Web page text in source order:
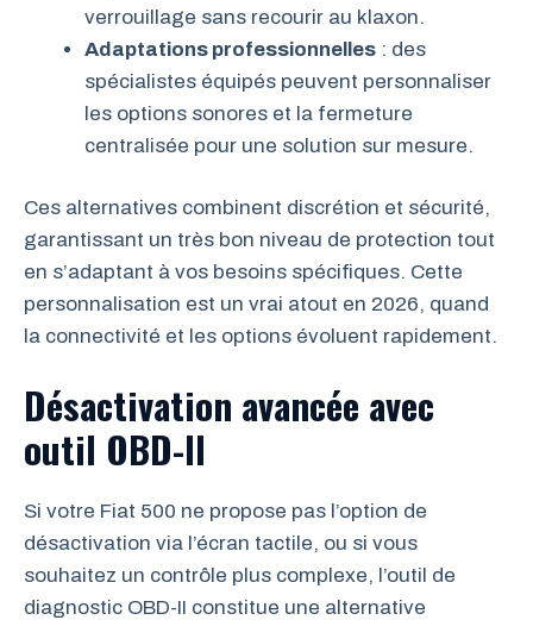
verrouillage sans recourir au klaxon.
Adaptations professionnelles : des
spécialistes équipés peuvent personnaliser
les options sonores et la fermeture
centralisée pour une solution sur mesure.
Ces alternatives combinent discrétion et sécurité,
garantissant un très bon niveau de protection tout
en s’adaptant à vos besoins spécifiques. Cette
personnalisation est un vrai atout en 2026, quand
la connectivité et les options évoluent rapidement.
Désactivation avancée avec
outil OBD-II
Si votre Fiat 500 ne propose pas l’option de
désactivation via l’écran tactile, ou si vous
souhaitez un contrôle plus complexe, l’outil de
diagnostic OBD-II constitue une alternative